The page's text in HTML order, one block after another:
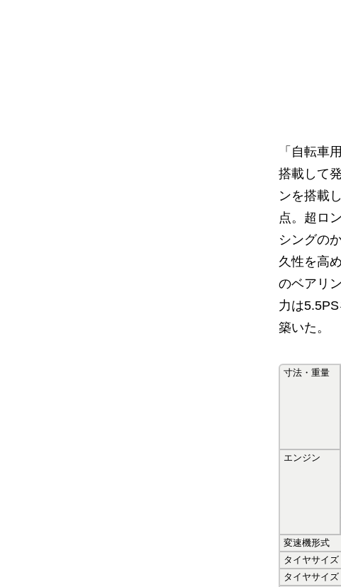
「自転車
搭載して
ンを搭載
点。超ロ
シングの
久性を高
のベアリ
力は
築いた。
寸法・重量
エンジン
変速機形式
タイヤサイズ
タイヤサイズ